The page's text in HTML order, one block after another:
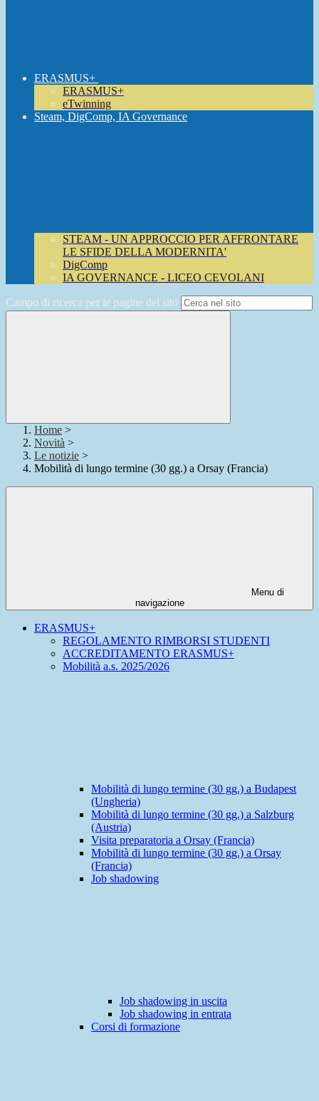
ERASMUS+
ERASMUS+
eTwinning
Steam, DigComp, IA Governance
STEAM - UN APPROCCIO PER AFFRONTARE
LE SFIDE DELLA MODERNITA'
DigComp
IA GOVERNANCE - LICEO CEVOLANI
Campo di ricerca per le pagine del sito
Home >
Novità >
Le notizie >
Mobilità di lungo termine (30 gg.) a Orsay (Francia)
Menu di
navigazione
ERASMUS+
REGOLAMENTO RIMBORSI STUDENTI
ACCREDITAMENTO ERASMUS+
Mobilità a.s. 2025/2026
Mobilità di lungo termine (30 gg.) a Budapest
(Ungheria)
Mobilità di lungo termine (30 gg.) a Salzburg
(Austria)
Visita preparatoria a Orsay (Francia)
Mobilità di lungo termine (30 gg.) a Orsay
(Francia)
Job shadowing
Job shadowing in uscita
Job shadowing in entrata
Corsi di formazione